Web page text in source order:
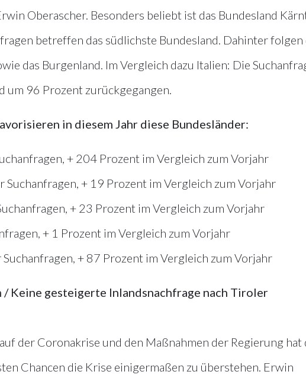
Oberascher. Besonders beliebt ist das Bundesland
betreffen das südlichste Bundesland. Dahinter folgen
das Burgenland. Im Vergleich dazu Italien: Die
um 96 Prozent zurückgegangen.
in diesem Jahr diese Bundesländer:
+ 204 Prozent im Vergleich zum Vorjahr
Suchanfragen, + 19 Prozent im Vergleich zum Vorjahr
+ 23 Prozent im Vergleich zum Vorjahr
+ 1 Prozent im Vergleich zum Vorjahr
+ 87 Prozent im Vergleich zum Vorjahr
Keine gesteigerte Inlandsnachfrage nach Tiroler
der Coronakrise und den Maßnahmen der Regierung hat
Chancen die Krise einigermaßen zu überstehen. Erwin